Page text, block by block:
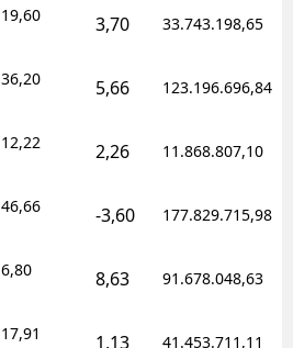
19,60 3,70 33.743.198,65
36,20 5,66 123.196.696,84
12,22 2,26 11.868.807,10
46,66 -3,60 177.829.715,98
6,80 8,63 91.678.048,63
17,91 1,13 41.453.711,11